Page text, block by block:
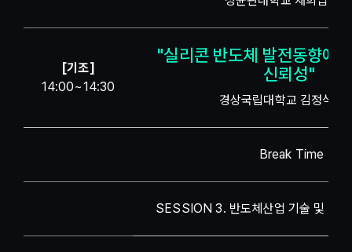
[기조]
14:00~14:30
"실리콘 반도체 발전동향에
신뢰성"
경상국립대학교 김정식 교
Break Time
SESSION 3. 반도체산업 기술 및 소